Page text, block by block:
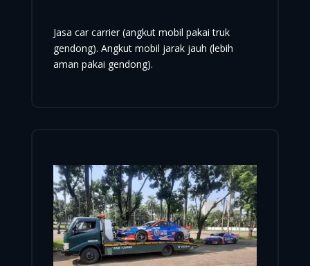
Jasa car carrier (angkut mobil pakai truk
gendong). Angkut mobil jarak jauh (lebih
aman pakai gendong).